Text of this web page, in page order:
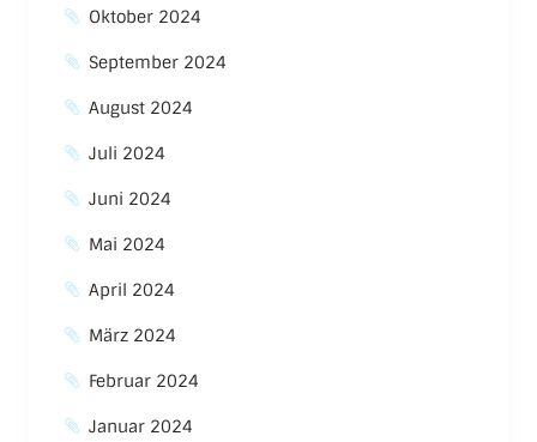
Oktober 2024
September 2024
August 2024
Juli 2024
Juni 2024
Mai 2024
April 2024
März 2024
Februar 2024
Januar 2024